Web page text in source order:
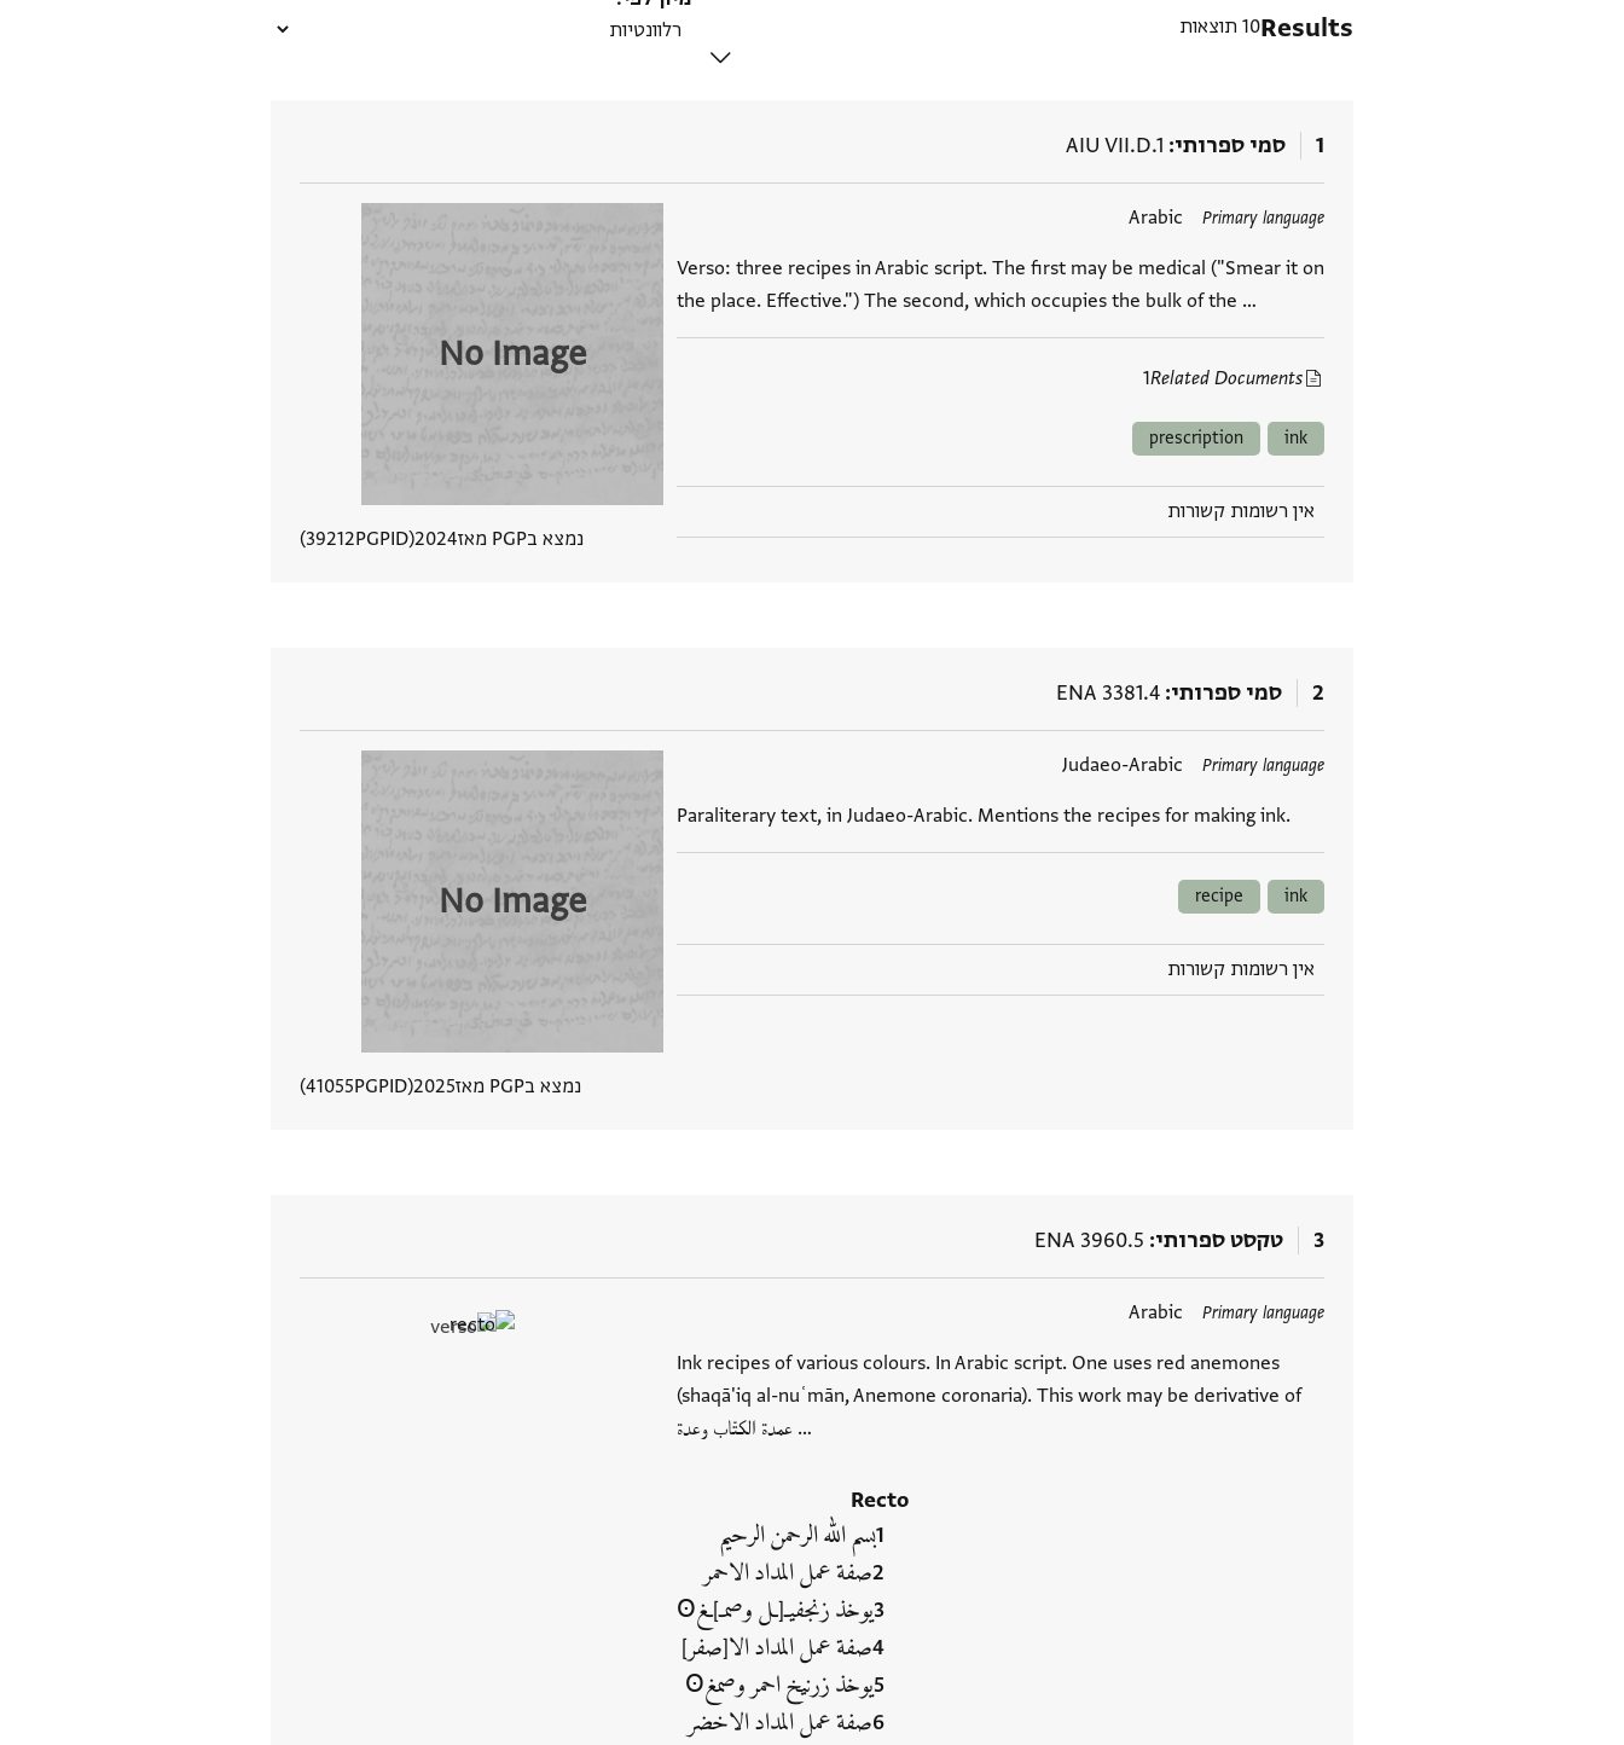
Results10 תוצאות
1 סמי ספרותי AIU VII.D.1
Primary language
Arabic
Verso: three recipes in Arabic script. The first may be medical ("Smear it on
the place. Effective.") The second, which occupies the bulk of the …
Related Documents
1
תגים
ink
prescription
אין רשומות קשורות
No Image
נמצא בPGP מאז 2024
PGPID
39212
2 סמי ספרותי ENA 3381.4
Primary language
Judaeo-Arabic
Paraliterary text, in Judaeo-Arabic. Mentions the recipes for making ink.
תגים
ink
recipe
אין רשומות קשורות
No Image
נמצא בPGP מאז 2025
PGPID
41055
3 טקסט ספרותי ENA 3960.5
Primary language
Arabic
Ink recipes of various colours. In Arabic script. One uses red anemones
(shaqā'iq al-nuʿmān, Anemone coronaria). This work may be derivative of
عمدة الكتّاب وعدة …
Recto
بسم الله الرحمن الرحيم
صفة عمل المداد الاحمر
يوخذ زنجفيـ[ـل وصمـ]ـغꙨ
صفة عمل المداد الا[صفر]
يوخذ زرنيخ احمر وصمغꙨ
صفة عمل المداد الاخضر
תגים